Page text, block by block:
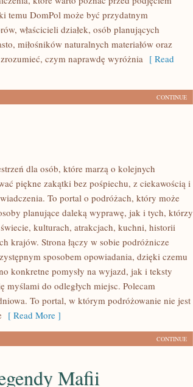
temu DomPol może być przydatnym
właścicieli działek, osób planujących
miłośników naturalnych materiałów oraz
czym naprawdę wyróżnia [ Read
CONTINUE
dla osób, które marzą o kolejnych
piękne zakątki bez pośpiechu, z ciekawością i
To portal o podróżach, który może
planujące daleką wyprawę, jak i tych, którzy
kulturach, atrakcjach, kuchni, historii
krajów. Strona łączy w sobie podróżnicze
sposobem opowiadania, dzięki czemu
konkretne pomysły na wyjazd, jak i teksty
myślami do odległych miejsc. Polecam
To portal, w którym podróżowanie nie jest
[ Read More ]
CONTINUE
Mafii